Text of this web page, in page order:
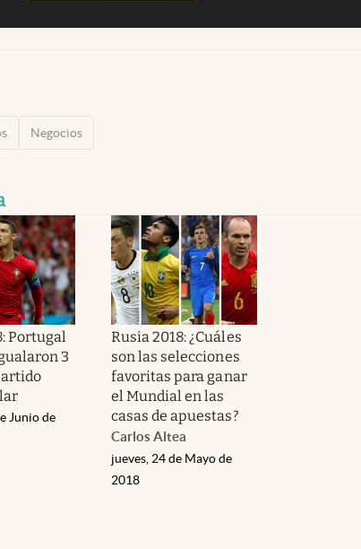
Negocios
Portugal
3
Junio de
Rusia 2018: ¿Cuáles
son las selecciones
favoritas para ganar
el Mundial en las
casas de apuestas?
Carlos Altea
jueves, 24 de Mayo de
2018